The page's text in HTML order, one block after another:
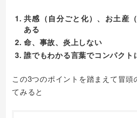
共感（自分ごと化）、お土産
ある
命、事故、炎上しない
誰でもわかる言葉でコンパクト
この3つのポイントを踏まえて冒頭
てみると